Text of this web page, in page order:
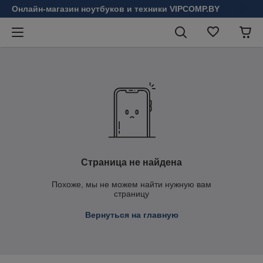
Онлайн-магазин ноутбуков и техники VIPCOMP.BY
Страница не найдена
Похоже, мы не можем найти нужную вам
страницу
Вернуться на главную